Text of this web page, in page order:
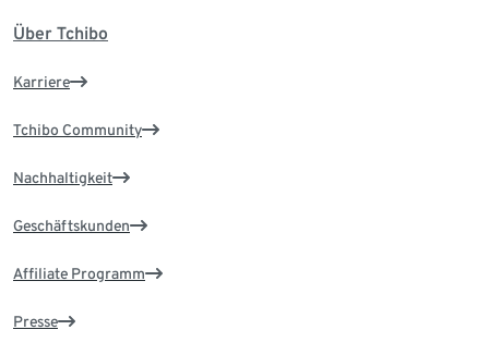
Über Tchibo
Karriere
Tchibo Community
Nachhaltigkeit
Geschäftskunden
Affiliate Programm
Presse